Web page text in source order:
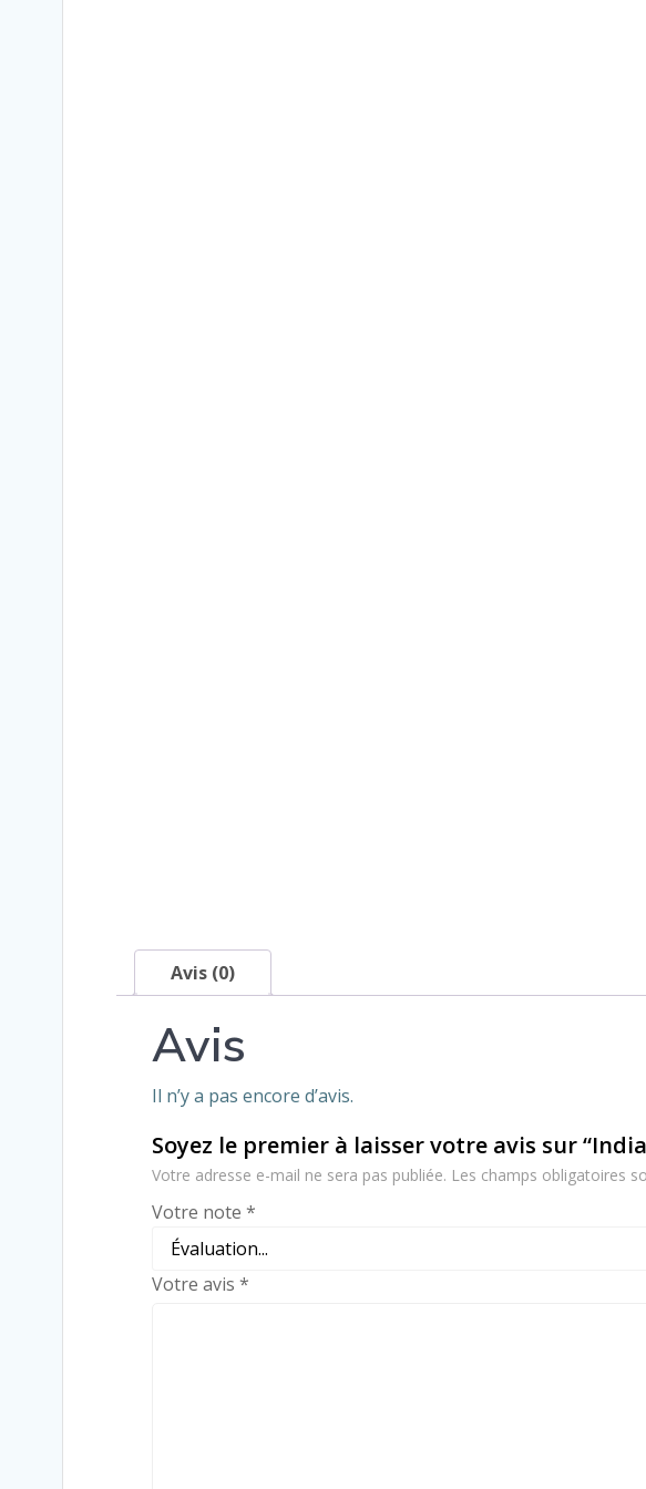
Avis (0)
Avis
Il n’y a pas encore d’avis.
Soyez le premier à laisser votre avis sur
Votre adresse e-mail ne sera pas publiée. Les champs obligatoires
Votre note *
Votre avis *